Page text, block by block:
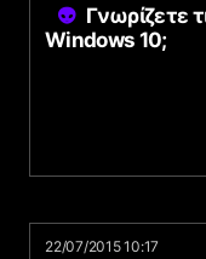
Γνωρίζετε
Windows 10;
22/07/2015 10:17